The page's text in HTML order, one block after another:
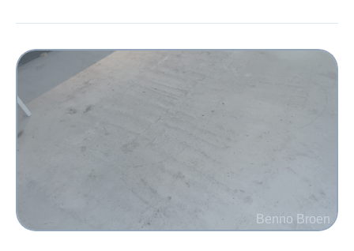
anhydriet
herkennen:
waarom
dit
verschil
voor
vloerleggers